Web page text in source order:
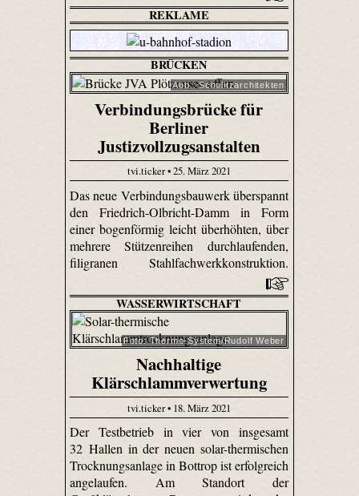
REKLAME
BRÜCKEN
Abb.: Schulitzarchitekten
Verbindungsbrücke für
Berliner
Justizvollzugsanstalten
tvi.ticker • 25. März 2021
Das neue Verbindungsbauwerk überspannt
den Friedrich-Olbricht-Damm in Form
einer bogenförmig leicht überhöhten, über
mehrere Stützenreihen durchlaufenden,
filigranen Stahlfachwerkkonstruktion.
WASSERWIRTSCHAFT
Foto: Thermo-System/Rudolf Weber
Nachhaltige
Klärschlammverwertung
tvi.ticker • 18. März 2021
Der Testbetrieb in vier von insgesamt
32 Hallen in der neuen solar-thermischen
Trocknungsanlage in Bottrop ist erfolgreich
angelaufen. Am Standort der